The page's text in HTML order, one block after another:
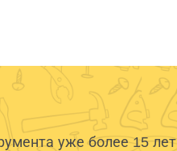
уже более 15 лет